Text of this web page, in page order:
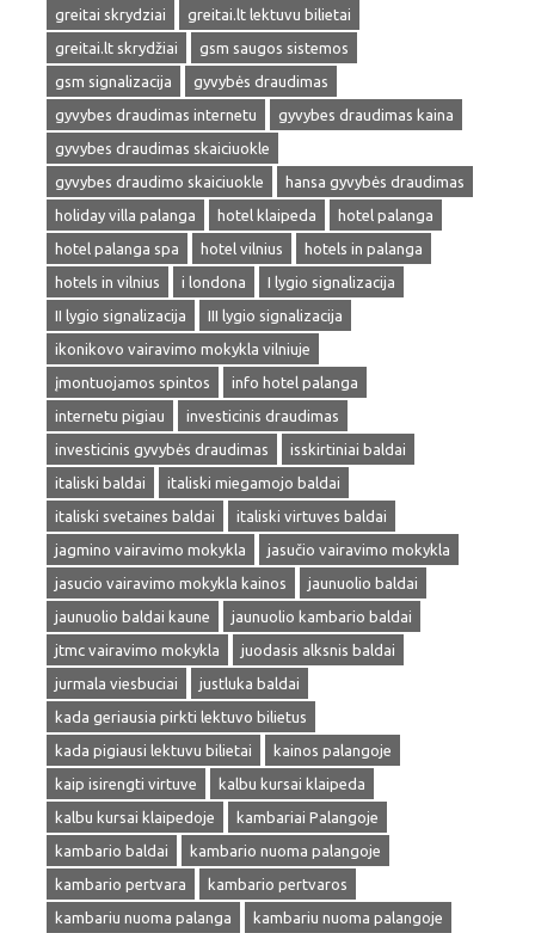
greitai skrydziai
greitai.lt lektuvu bilietai
greitai.lt skrydžiai
gsm saugos sistemos
gsm signalizacija
gyvybės draudimas
gyvybes draudimas internetu
gyvybes draudimas kaina
gyvybes draudimas skaiciuokle
gyvybes draudimo skaiciuokle
hansa gyvybės draudimas
holiday villa palanga
hotel klaipeda
hotel palanga
hotel palanga spa
hotel vilnius
hotels in palanga
hotels in vilnius
i londona
I lygio signalizacija
II lygio signalizacija
III lygio signalizacija
ikonikovo vairavimo mokykla vilniuje
įmontuojamos spintos
info hotel palanga
internetu pigiau
investicinis draudimas
investicinis gyvybės draudimas
isskirtiniai baldai
italiski baldai
italiski miegamojo baldai
italiski svetaines baldai
italiski virtuves baldai
jagmino vairavimo mokykla
jasučio vairavimo mokykla
jasucio vairavimo mokykla kainos
jaunuolio baldai
jaunuolio baldai kaune
jaunuolio kambario baldai
jtmc vairavimo mokykla
juodasis alksnis baldai
jurmala viesbuciai
justluka baldai
kada geriausia pirkti lektuvo bilietus
kada pigiausi lektuvu bilietai
kainos palangoje
kaip isirengti virtuve
kalbu kursai klaipeda
kalbu kursai klaipedoje
kambariai Palangoje
kambario baldai
kambario nuoma palangoje
kambario pertvara
kambario pertvaros
kambariu nuoma palanga
kambariu nuoma palangoje